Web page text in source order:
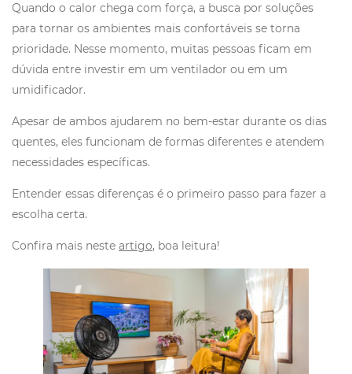
Quando o calor chega com força, a busca por soluções
para tornar os ambientes mais confortáveis se torna
prioridade. Nesse momento, muitas pessoas ficam em
dúvida entre investir em um ventilador ou em um
umidificador.
Apesar de ambos ajudarem no bem-estar durante os dias
quentes, eles funcionam de formas diferentes e atendem
necessidades específicas.
Entender essas diferenças é o primeiro passo para fazer a
escolha certa.
Confira mais neste artigo, boa leitura!